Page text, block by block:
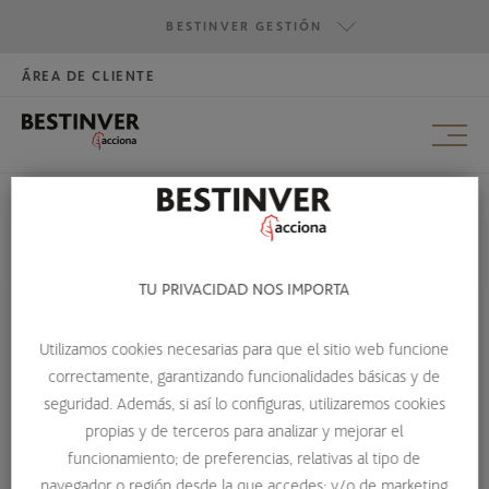
BESTINVER GESTIÓN
BESTINVER ACTIVOS INMOBILIARIOS
ÁREA DE CLIENTE
THE OUTSIDERS: OCHO
CONSEJEROS DELEGADOS
EXCEPCIONALES
El éxito suele dejar pistas a su paso. Y gracias a esas pistas
TU PRIVACIDAD NOS IMPORTA
Utilizamos cookies necesarias para que el sitio web funcione
correctamente, garantizando funcionalidades básicas y de
seguridad. Además, si así lo configuras, utilizaremos cookies
propias y de terceros para analizar y mejorar el
funcionamiento; de preferencias, relativas al tipo de